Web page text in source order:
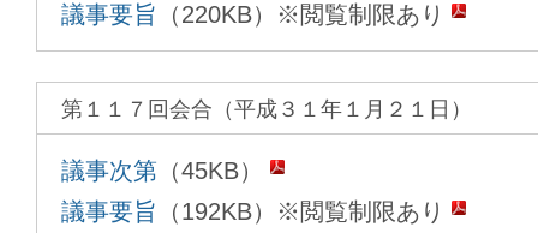
議事要旨 （220KB）※閲覧制限あり
第１１７回会合（平成３１年１月２１日）
議事次第 （45KB）
議事要旨 （192KB）※閲覧制限あり